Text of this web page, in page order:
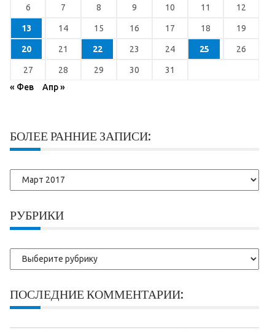
6 7 8 9 10 11 12
13 14 15 16 17 18 19
20 21 22 23 24 25 26
27 28 29 30
31
« Фев
Апр »
БОЛЕЕ РАННИЕ ЗАПИСИ:
Более
ранние
РУБРИКИ
Рубрики
ПОСЛЕДНИЕ КОММЕНТАРИИ: